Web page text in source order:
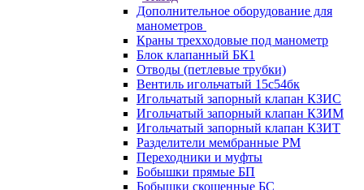
Дополнительное оборудование для
манометров
Краны трехходовые под манометр
Блок клапанный БК1
Отводы (петлевые трубки)
Вентиль игольчатый 15с54бк
Игольчатый запорный клапан КЗИС
Игольчатый запорный клапан КЗИМ
Игольчатый запорный клапан КЗИТ
Разделители мембранные РМ
Переходники и муфты
Бобышки прямые БП
Бобышки скошенные БС